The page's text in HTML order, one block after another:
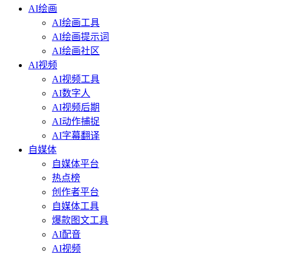
AI绘画
AI绘画工具
AI绘画提示词
AI绘画社区
AI视频
AI视频工具
AI数字人
AI视频后期
AI动作捕捉
AI字幕翻译
自媒体
自媒体平台
热点榜
创作者平台
自媒体工具
爆款图文工具
AI配音
AI视频